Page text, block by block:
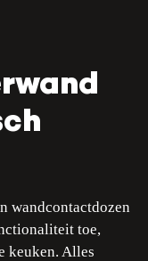
wandcontactdozen
toe,
keuken. Alles